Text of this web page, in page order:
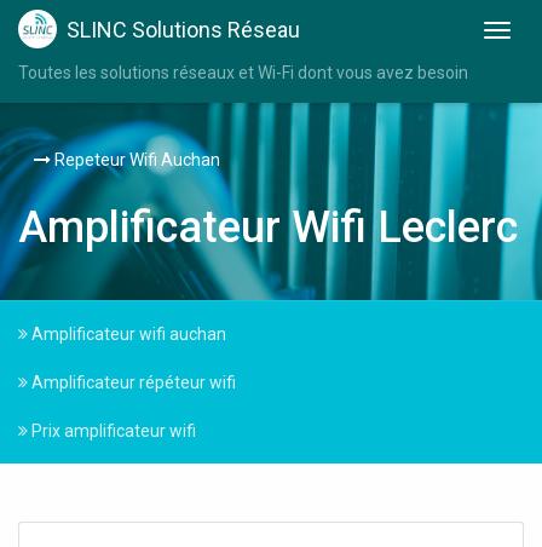
SLINC Solutions Réseau
Toutes les solutions réseaux et Wi-Fi dont vous avez besoin
Repeteur Wifi Auchan
Amplificateur Wifi Leclerc
Amplificateur wifi auchan
Amplificateur répéteur wifi
Prix amplificateur wifi